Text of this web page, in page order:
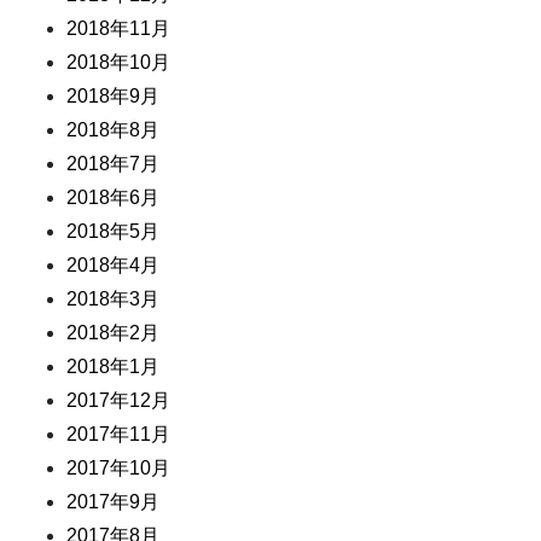
2018年11月
2018年10月
2018年9月
2018年8月
2018年7月
2018年6月
2018年5月
2018年4月
2018年3月
2018年2月
2018年1月
2017年12月
2017年11月
2017年10月
2017年9月
2017年8月